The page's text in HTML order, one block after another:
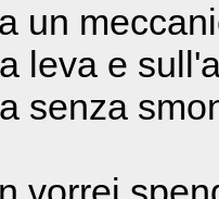
un
leva e
senza